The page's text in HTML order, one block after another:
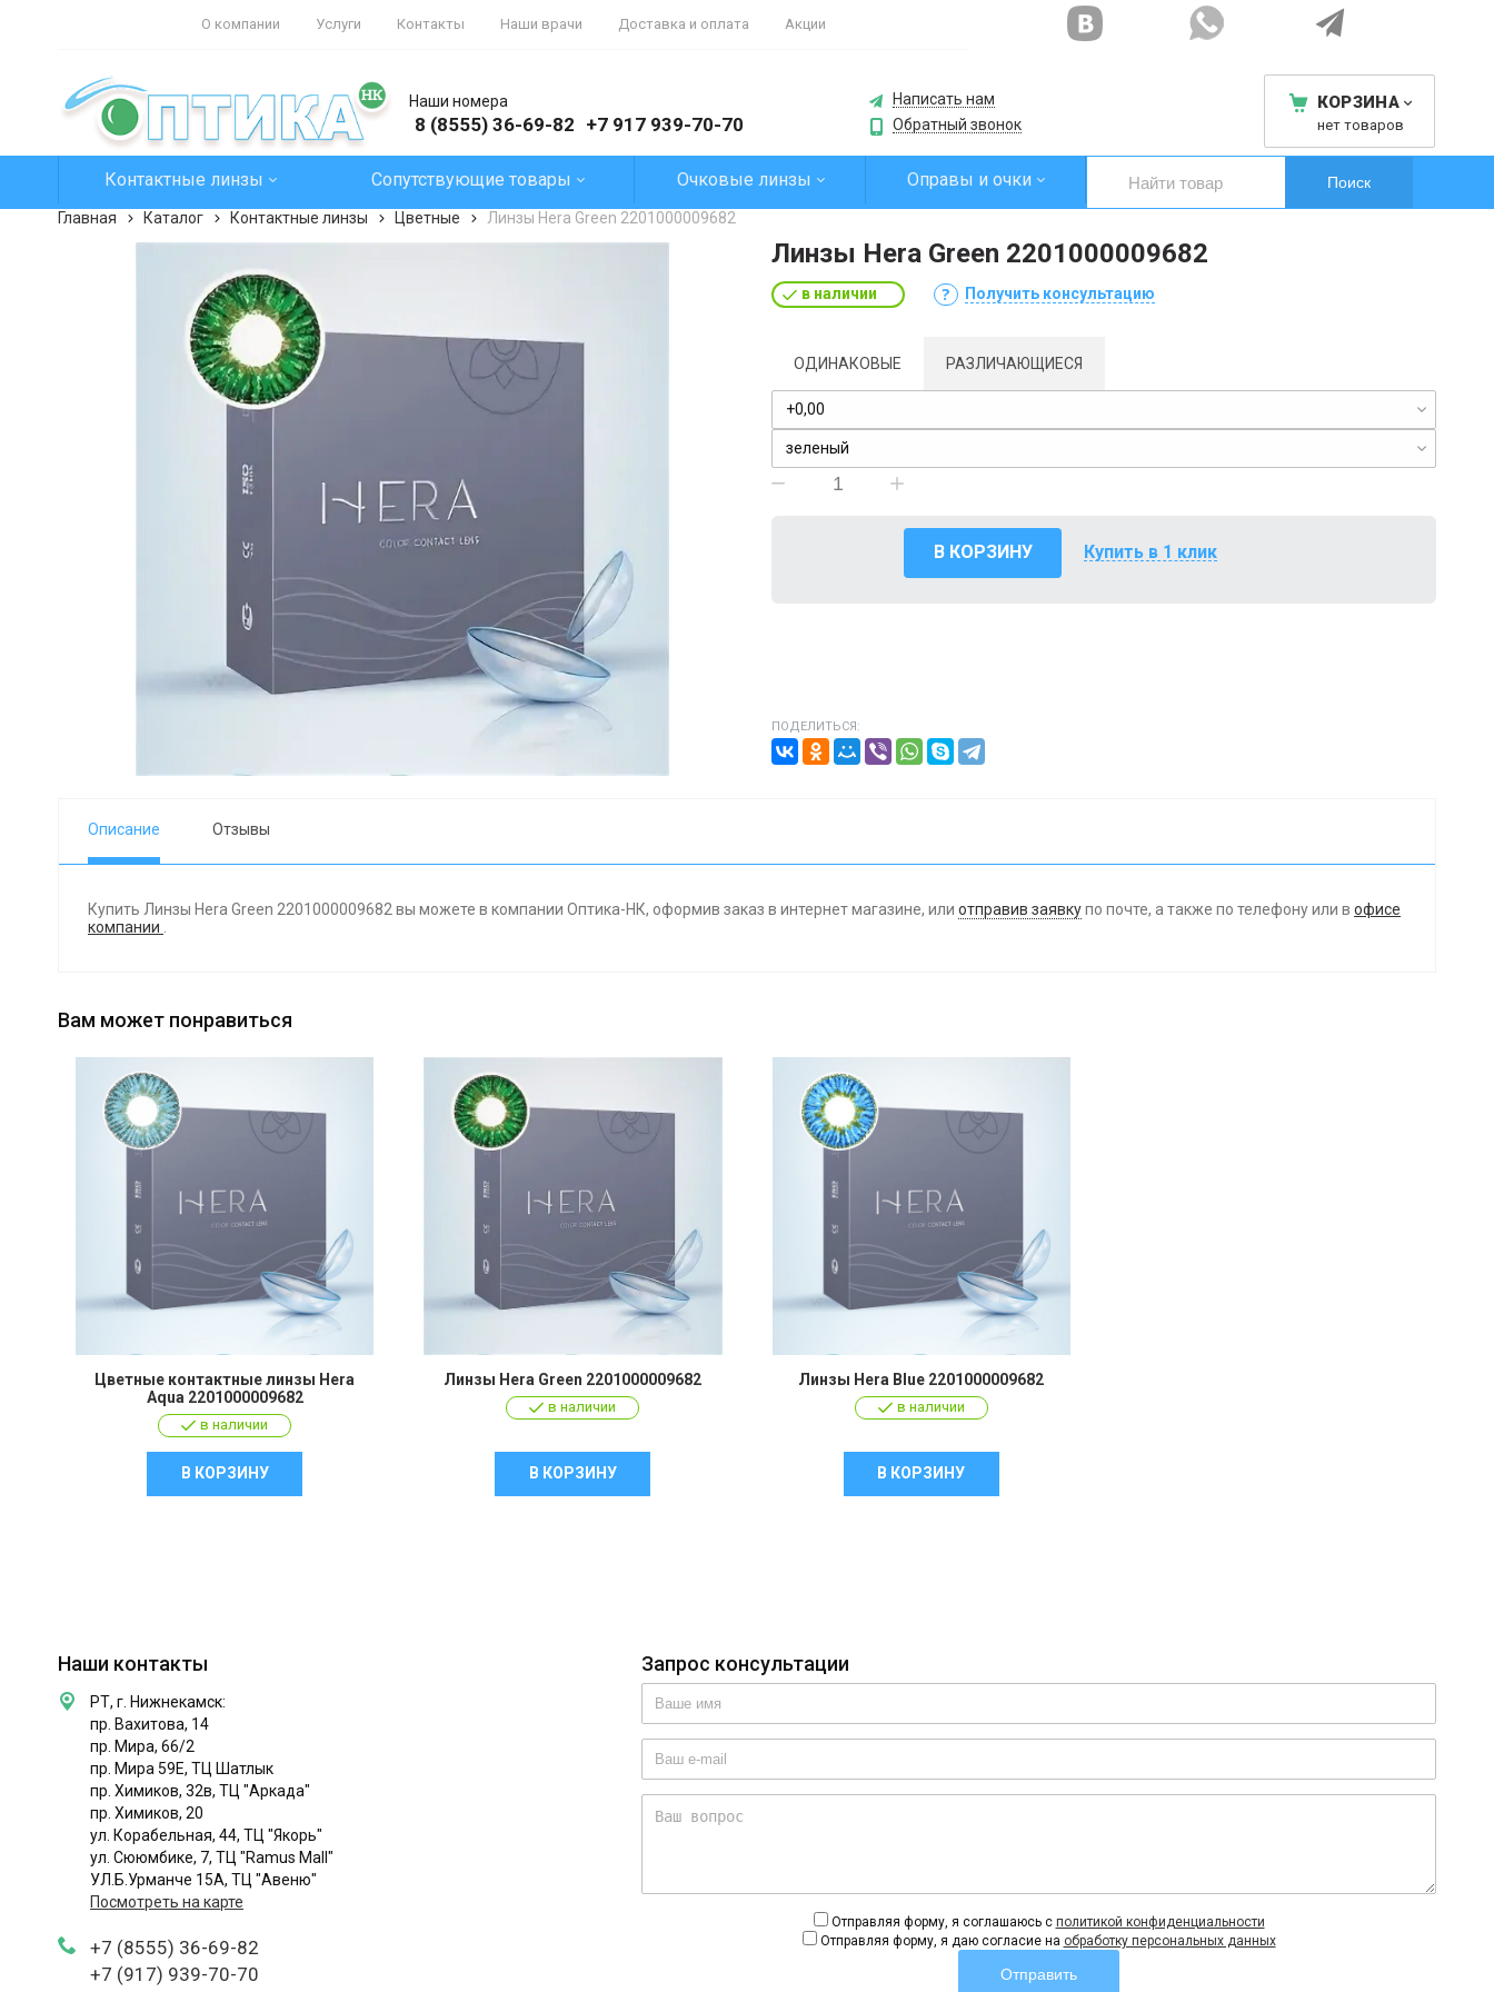
О компании Услуги Контакты Наши врачи Доставка и оплата Акции
Наши номера
8 (8555) 36-69-82 +7 917 939-70-70
Написать нам
Обратный звонок
КОРЗИНА
нет товаров
Контактные линзы Сопутствующие товары Очковые линзы Оправы и очки
Главная Каталог Контактные линзы Цветные Линзы Hera Green 2201000009682
Линзы Hera Green 2201000009682
в наличии Получить консультацию
ОДИНАКОВЫЕ РАЗЛИЧАЮЩИЕСЯ
+0,00
зеленый
В КОРЗИНУ Купить в 1 клик
ПОДЕЛИТЬСЯ:
Описание Отзывы
Купить Линзы Hera Green 2201000009682 вы можете в компании Оптика-НК, оформив заказ в интернет магазине, или отправив заявкупо почте, а также по телефонуили в офисе
компании
Вам может понравиться
Цветные контактные линзы Hera
Aqua 2201000009682
в наличии
В КОРЗИНУ
Линзы Hera Green 2201000009682
в наличии
В КОРЗИНУ
Линзы Hera Blue 2201000009682
в наличии
В КОРЗИНУ
Наши контакты
РТ, г. Нижнекамск:
пр. Вахитова, 14
пр. Мира, 66/2
пр. Мира 59Е, ТЦ Шатлык
пр. Химиков, 32в, ТЦ "Аркада"
пр. Химиков, 20
ул. Корабельная, 44, ТЦ "Якорь"
ул. Сююмбике, 7, ТЦ "Ramus Mall"
УЛ.Б.Урманче 15А, ТЦ "Авеню"
Посмотреть на карте
+7 (8555) 36-69-82
+7 (917) 939-70-70
Запрос консультации
Отправляя форму, я соглашаюсь c политикой конфиденциальности
Отправляя форму, я даю согласие на обработку персональных данных